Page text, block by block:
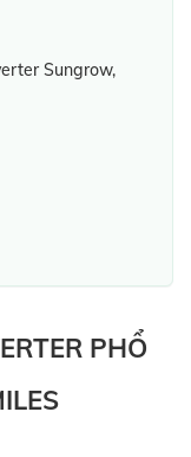
Sungrow,
PHỔ